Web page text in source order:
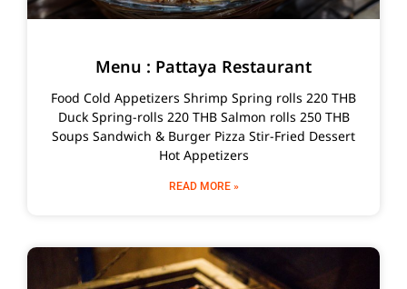
Menu : Pattaya Restaurant
Food Cold Appetizers Shrimp Spring rolls 220 THB
Duck Spring-rolls 220 THB Salmon rolls 250 THB
Soups Sandwich & Burger Pizza Stir-Fried Dessert
Hot Appetizers
READ MORE »